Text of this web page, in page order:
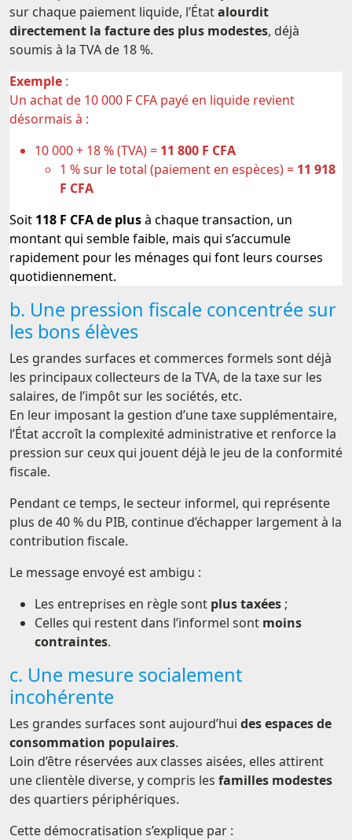
sur chaque paiement liquide, l’Étatalourdit
directement la facture des plus modestes, déjà
soumis à la TVA de 18 %.
Exemple :
Un achat de 10 000 F CFA payé en liquide revient
désormais à :
10 000 + 18 % (TVA) = 11 800 F CFA
1 % sur le total (paiement en espèces) = 11 918
F CFA
Soit 118 F CFA de plusà chaque transaction, un
montant qui semble faible, mais qui s’accumule
rapidement pour les ménages qui font leurs courses
quotidiennement.
b. Une pression fiscale concentrée sur
les bons élèves
Les grandes surfaces et commerces formels sont déjà
les principaux collecteurs de la TVA, de la taxe sur les
salaires, de l’impôt sur les sociétés, etc.
En leur imposant la gestion d’une taxe supplémentaire,
l’État accroît la complexité administrative et renforce la
pression sur ceux qui jouent déjà le jeu de la conformité
fiscale.
Pendant ce temps, le secteur informel, qui représente
plus de 40 % du PIB, continue d’échapper largement à la
contribution fiscale.
Le message envoyé est ambigu :
Les entreprises en règle sont plus taxées ;
Celles qui restent dans l’informel sont moins
contraintes.
c. Une mesure socialement
incohérente
Les grandes surfaces sont aujourd’hui des espaces de
consommation populaires.
Loin d’être réservées aux classes aisées, elles attirent
une clientèle diverse, y compris les familles modestes
des quartiers périphériques.
Cette démocratisation s’explique par :